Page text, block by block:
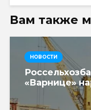
Вам также
НОВОСТИ
«Варнице»